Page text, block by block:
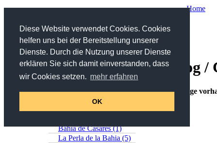
Diese Website verwendet Cookies. Cookies
helfen uns bei der Bereitstellung unserer
Dienste. Durch die Nutzung unserer Dienste
erklären Sie sich damit einverstanden, dass
wir Cookies setzen. mehr erfahren
OK
Home
Suche
in Titel und Beschreibung
Erweiterte Suche
Online-Katalog
Estepona (5)
Bahia de Casares (1)
La Perla de la Bahia (5)
Katalog /
Keine Einträge